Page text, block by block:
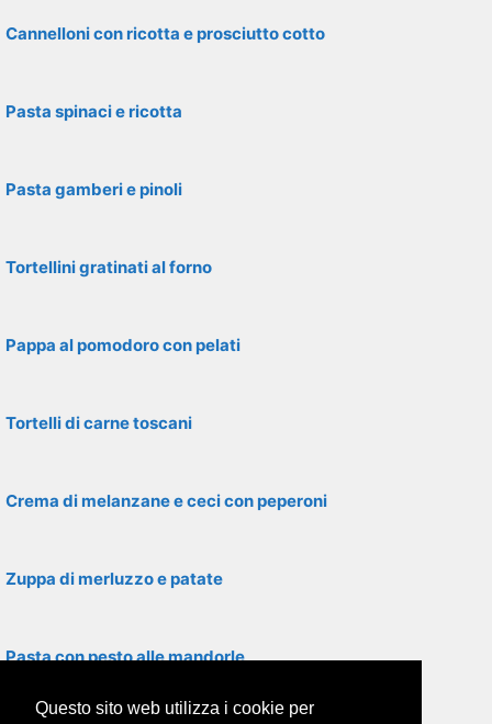
Cannelloni con ricotta e prosciutto cotto
Pasta spinaci e ricotta
Pasta gamberi e pinoli
Tortellini gratinati al forno
Pappa al pomodoro con pelati
Tortelli di carne toscani
Crema di melanzane e ceci con peperoni
Zuppa di merluzzo e patate
Pasta con pesto alle mandorle
Questo sito web utilizza i cookie per